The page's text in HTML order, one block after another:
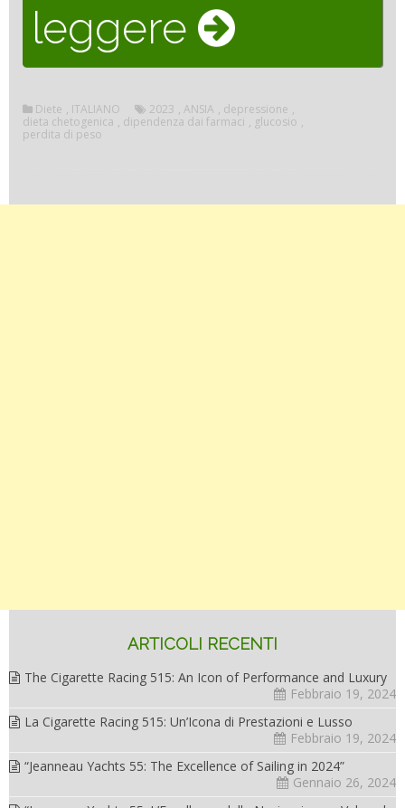
leggere ““Ecco
perché
salute””
Diete , ITALIANO 2023 , ANSIA , depressione ,
dieta chetogenica , dipendenza dai farmaci , glucosio ,
perdita di peso
ARTICOLI RECENTI
The Cigarette Racing 515: An Icon of Performance and Luxury
Febbraio 19, 2024
La Cigarette Racing 515: Un’Icona di Prestazioni e Lusso
Febbraio 19, 2024
“Jeanneau Yachts 55: The Excellence of Sailing in 2024”
Gennaio 26, 2024